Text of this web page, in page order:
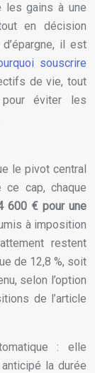
les gains à une
en décision
il est
souscrire
de vie, tout
éviter les
le pivot central
cap, chaque
600 € pour une
à imposition
restent
de 12,8 %, soit
selon l’option
de l’article
: elle
la durée